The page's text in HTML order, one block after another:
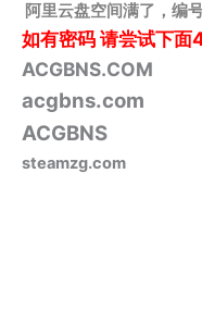
阿里云盘空间满了，编
如有密码请尝试下面
ACGBNS.COM
acgbns.com
ACGBNS
steamzg.com